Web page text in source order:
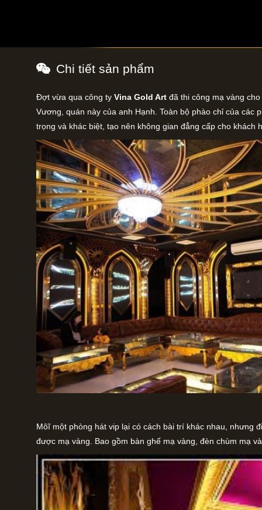
Chi tiết sản phẩm
Đợt vừa qua công ty Vina Gold Art đã thi công mạ vàng
Vương, quán này của anh Hạnh. Toàn bộ phào chỉ của các
trọng và khác biệt, tạo nên không gian đẳng cấp cho khách
Môĩ một phòng hát vip lại có cách bài trí khác nhau, nhưng
được mạ vàng. Bao gồm bàn ghế mạ vàng, đèn chùm mạ